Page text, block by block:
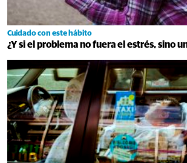
Cuidado con este hábito
¿Y si el problema no fuera el estrés, sino